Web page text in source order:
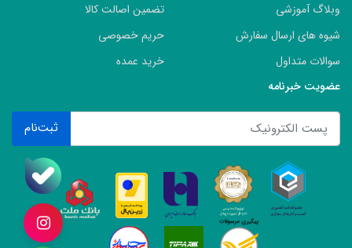
وبلاگ آموزشی
شیوه های ارسال سفارش
سوالات متداول
تضمین اصالت کالا
حریم خصوصی
خرید عمده
عضویت خبرنامه
ثبت‌نام